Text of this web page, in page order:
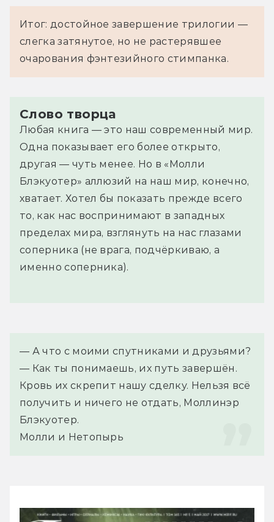
Итог: достойное завершение трилогии —
слегка затянутое, но не растерявшее
очарования фэнтезийного стимпанка.
Слово творца
Любая книга — это наш современный мир.
Одна показывает его более открыто,
другая — чуть менее. Но в «Молли
Блэкуотер» аллюзий на наш мир, конечно,
хватает. Хотел бы показать прежде всего
то, как нас воспринимают в западных
пределах мира, взглянуть на нас глазами
соперника (не врага, подчёркиваю, а
именно соперника).
— А что с моими спутниками и друзьями?
— Как ты понимаешь, их путь завершён.
Кровь их скрепит нашу сделку. Нельзя всё
получить и ничего не отдать, Моллинэр
Блэкуотер.
Молли и Нетопырь